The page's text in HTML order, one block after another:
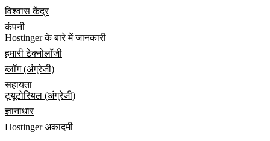
विश्वास केंद्र
कंपनी
Hostinger के बारे में जानकारी
हमारी टेक्नोलॉजी
ब्लॉग (अंग्रेजी)
सहायता
ट्यूटोरियल (अंग्रेजी)
ज्ञानाधार
Hostinger अकादमी